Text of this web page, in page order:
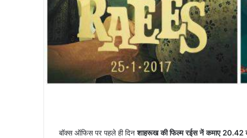
बॉक्स ऑफिस पर पहले ही दिनशाहरूख की फिल्म रईस नें कमाए 20.42